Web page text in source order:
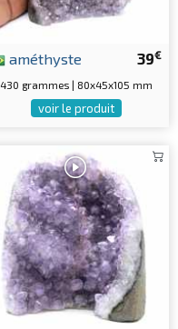
39€
améthyste
430 grammes | 80x45x105 mm
voir le produit